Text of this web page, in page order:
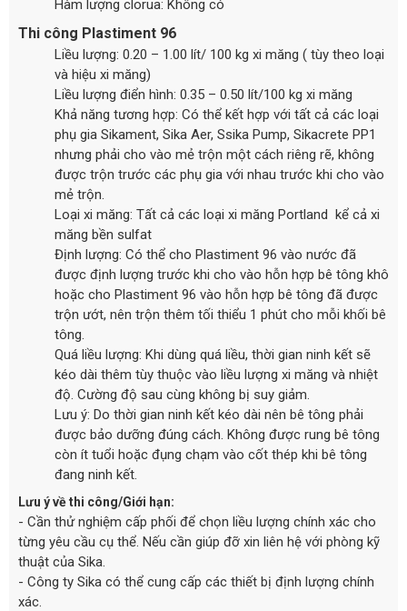
Hàm lượng clorua: Không có
Thi công Plastiment 96
Liều lượng: 0.20 – 1.00 lít/ 100 kg xi măng ( tùy theo loại
và hiệu xi măng)
Liều lượng điển hình: 0.35 – 0.50 lít/100 kg xi măng
Khả năng tương hợp: Có thể kết hợp với tất cả các loại
phụ gia Sikament, Sika Aer, Ssika Pump, Sikacrete PP1
nhưng phải cho vào mẻ trộn một cách riêng rẽ, không
được trộn trước các phụ gia với nhau trước khi cho vào
mẻ trộn.
Loại xi măng: Tất cả các loại xi măng Portland kể cả xi
măng bền sulfat
Định lượng: Có thể cho Plastiment 96 vào nước đã
được định lượng trước khi cho vào hỗn hợp bê tông khô
hoặc cho Plastiment 96 vào hỗn hợp bê tông đã được
trộn ướt, nên trộn thêm tối thiểu 1 phút cho mỗi khối bê
tông.
Quá liều lượng: Khi dùng quá liều, thời gian ninh kết sẽ
kéo dài thêm tùy thuộc vào liều lượng xi măng và nhiệt
độ. Cường độ sau cùng không bị suy giảm.
Lưu ý: Do thời gian ninh kết kéo dài nên bê tông phải
được bảo dưỡng đúng cách. Không được rung bê tông
còn ít tuổi hoặc đụng chạm vào cốt thép khi bê tông
đang ninh kết.
Lưu ý về thi công/Giới hạn:
- Cần thử nghiệm cấp phối để chọn liều lượng chính xác cho
từng yêu cầu cụ thể. Nếu cần giúp đỡ xin liên hệ với phòng kỹ
thuật của Sika.
- Công ty Sika có thể cung cấp các thiết bị định lượng chính
xác.